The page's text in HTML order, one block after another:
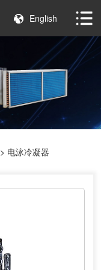
English
> 电泳冷凝器